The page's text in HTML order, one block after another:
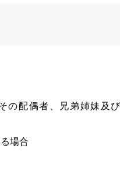
の配偶者、兄弟姉妹及
場合